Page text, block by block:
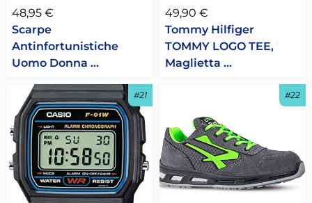
48,95 €
Scarpe
Antinfortunistiche
Uomo Donna …
49,90 €
Tommy Hilfiger
TOMMY LOGO TEE,
Maglietta …
#21 #22